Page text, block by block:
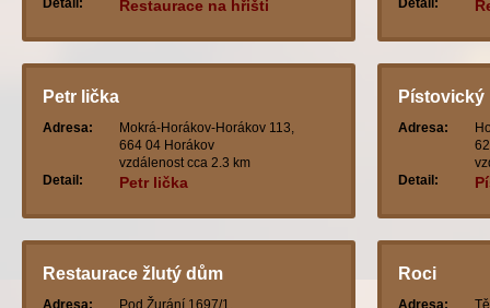
Detail: Restaurace na hřišti Detail:
Petr lička
Adresa:
Mokrá-Horákov-Horákov 113,
664 04 Horákov
vzdálenost cca 2.3 km
Detail:
Petr lička
Pístovický
Adresa:
Detail:
Restaurace žlutý dům
Adresa:
Pod Žurání 1697/1,
Roci
Adresa: